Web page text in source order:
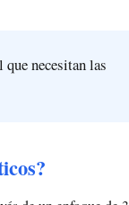
necesitan las